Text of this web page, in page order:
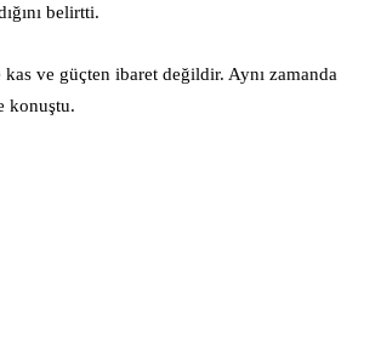
belirtti.
ve güçten ibaret değildir. Aynı zamanda
konuştu.